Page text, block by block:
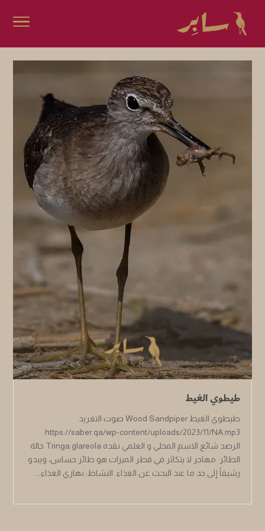
طيطوي الغيط
طيطوي الغيط Wood Sandpiper صوت التغريد
https://saber.qa/wp-content/uploads/2023/11/NA.mp3
الرصد شائع الاسم المحلي و العلمي نقده Tringa glareola حالة
الطائر مهاجر لا يتكاثر في قطر الميزات هو طائر حساس، ويبدو
رشيقاً إلى حد ما عند البحث عن الغذاء. النشاط: نهاري الغذاء...